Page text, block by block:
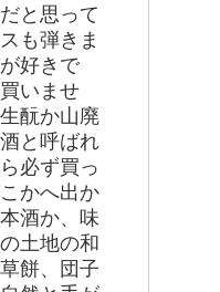
と思って
も弾きま
好きで
いませ
酛か山廃
と呼ばれ
必ず買っ
かへ出か
酒か、味
土地の和
餅、団子